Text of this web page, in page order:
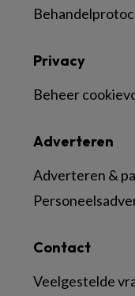
Contact
Veelgestelde
Adverteren
Adverteren &
Privacy
Beheer